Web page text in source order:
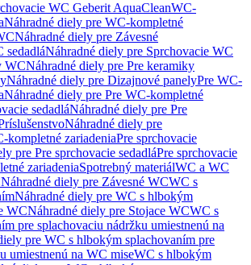
WC Geberit AquaCleanWC-
Náhradné diely pre WC-kompletné
Náhradné diely pre Závesné
sedadláNáhradné diely pre Sprchovacie WC
WCNáhradné diely pre Pre keramiky
Náhradné diely pre Dizajnové panelyPre WC-
Náhradné diely pre Pre WC-kompletné
sedadláNáhradné diely pre Pre
Náhradné diely pre
kompletné zariadeniaPre sprchovacie
pre Pre sprchovacie sedadláPre sprchovacie
zariadeniaSpotrebný materiálWC a WC
Náhradné diely pre Závesné WCWC s
Náhradné diely pre WC s hlbokým
WCNáhradné diely pre Stojace WCWC s
pre splachovaciu nádržku umiestnenú na
pre WC s hlbokým splachovaním pre
umiestnenú na WC miseWC s hlbokým